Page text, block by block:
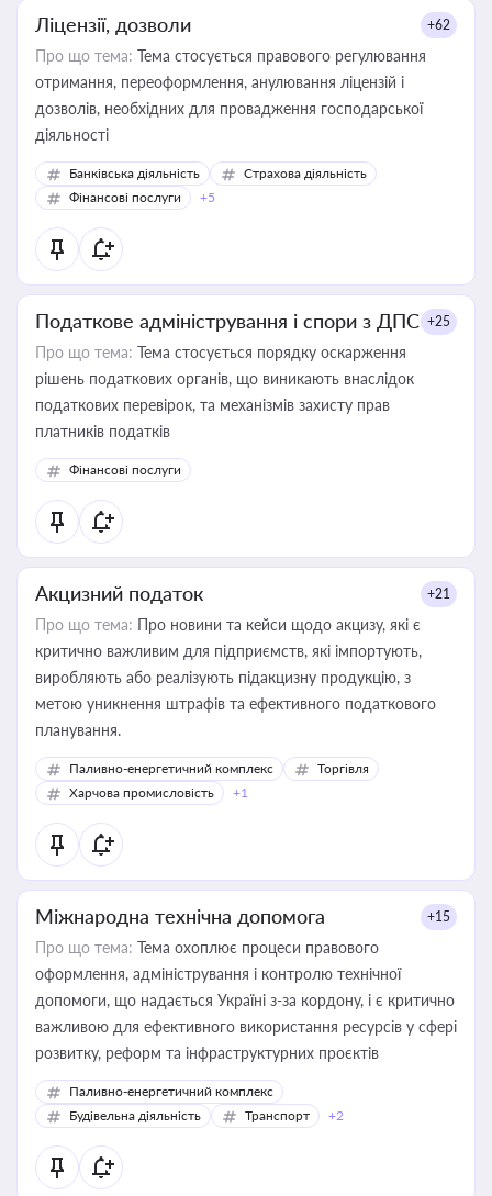
Ліцензії, дозволи +62
Про що тема: Тема стосується правового регулювання
отримання, переоформлення, анулювання ліцензій і
дозволів, необхідних для провадження господарської
діяльності
Банківська діяльність
Страхова діяльність
Фінансові послуги
+5
Податкове адміністрування і спори з ДПС +25
Про що тема: Тема стосується порядку оскарження
рішень податкових органів, що виникають внаслідок
податкових перевірок, та механізмів захисту прав
платників податків
Фінансові послуги
Акцизний податок +21
Про що тема: Про новини та кейси щодо акцизу, які є
критично важливим для підприємств, які імпортують,
виробляють або реалізують підакцизну продукцію, з
метою уникнення штрафів та ефективного податкового
планування.
Паливно-енергетичний комплекс
Торгівля
Харчова промисловість
+1
Міжнародна технічна допомога +15
Про що тема: Тема охоплює процеси правового
оформлення, адміністрування і контролю технічної
допомоги, що надається Україні з-за кордону, і є критично
важливою для ефективного використання ресурсів у сфері
розвитку, реформ та інфраструктурних проєктів
Паливно-енергетичний комплекс
Будівельна діяльність
Транспорт +2